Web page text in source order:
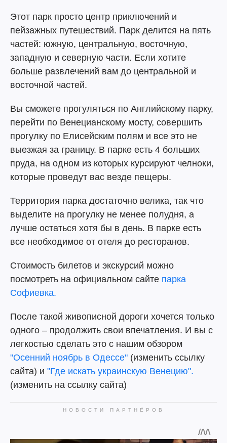
Этот парк просто центр приключений и
пейзажных путешествий. Парк делится на пять
частей: южную, центральную, восточную,
западную и северную части. Если хотите
больше развлечений вам до центральной и
восточной частей.
Вы сможете прогуляться по Английскому парку,
перейти по Венецианскому мосту, совершить
прогулку по Елисейским полям и все это не
выезжая за границу. В парке есть 4 больших
пруда, на одном из которых курсируют челноки,
которые проведут вас везде пещеры.
Территория парка достаточно велика, так что
выделите на прогулку не менее полудня, а
лучше остаться хотя бы в день. В парке есть
все необходимое от отеля до ресторанов.
Стоимость билетов и экскурсий можно
посмотреть на официальном сайте парка
Софиевка.
После такой живописной дороги хочется только
одного – продолжить свои впечатления. И вы с
легкостью сделать это с нашим обзором
"Осенний ноябрь в Одессе" (изменить ссылку
сайта) и "Где искать украинскую Венецию".
(изменить на ссылку сайта)